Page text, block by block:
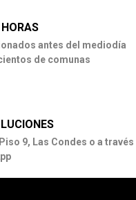
antes del mediodía
de comunas
9, Las Condes o a través